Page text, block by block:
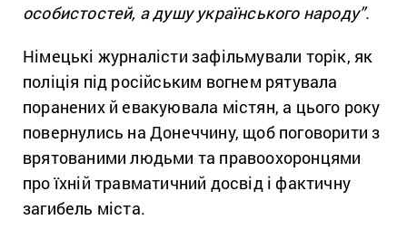
особистостей, а душу українського народу”.
Німецькі журналісти зафільмували торік, як
поліція під російським вогнем рятувала
поранених й евакуювала містян, а цього року
повернулись на Донеччину, щоб поговорити з
врятованими людьми та правоохоронцями
про їхній травматичний досвід і фактичну
загибель міста.